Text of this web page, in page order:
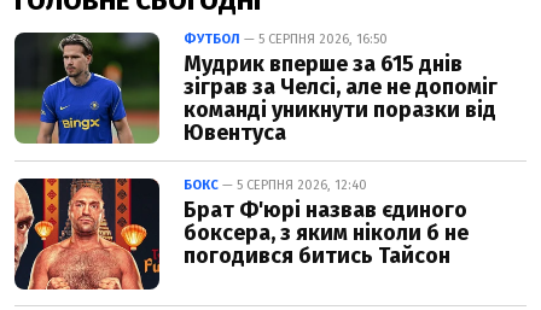
ФУТБОЛ — 5 СЕРПНЯ 2026, 16:50
Мудрик вперше за 615 днів
зіграв за Челсі, але не допоміг
команді уникнути поразки від
Ювентуса
БОКС — 5 СЕРПНЯ 2026, 12:40
Брат Ф'юрі назвав єдиного
боксера, з яким ніколи б не
погодився битись Тайсон